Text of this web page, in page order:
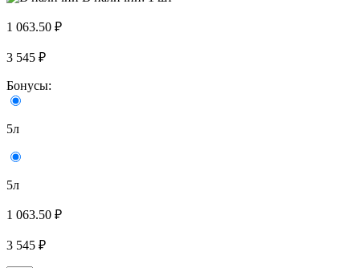
1 063.50 ₽
3 545 ₽
Бонусы:
5л
5л
1 063.50 ₽
3 545 ₽